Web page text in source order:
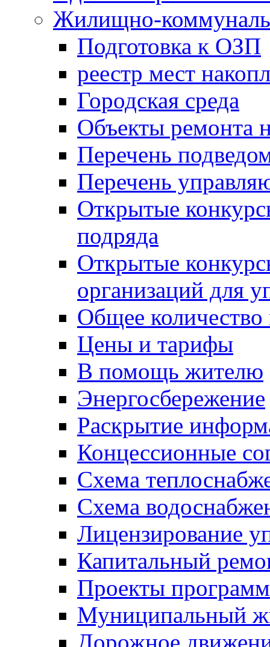
Жилищно-
Подготовка к ОЗП
реестр мест
Городская среда
Объекты ремонта
Перечень
Перечень
Открытые
подряда
Открытые
организаций для
Общее
Цены и тарифы
В помощь жителю
Энергосбережение
Раскрытие
Концессионные
Схема
Схема
Лицензирование
Капитальный
Проекты программ
Муниципальный